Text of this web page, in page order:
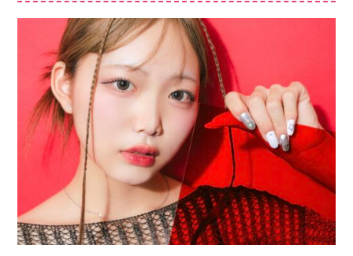
る作／
Summerな
強めぎゃる
ネイル‼︎
− ほかのモ
デルが考え
た【ぎゃ
る】ネイル
も紹介！
03. 【ガーリー】
夏ネイルデザイ
ン集♡
− いぐぴん